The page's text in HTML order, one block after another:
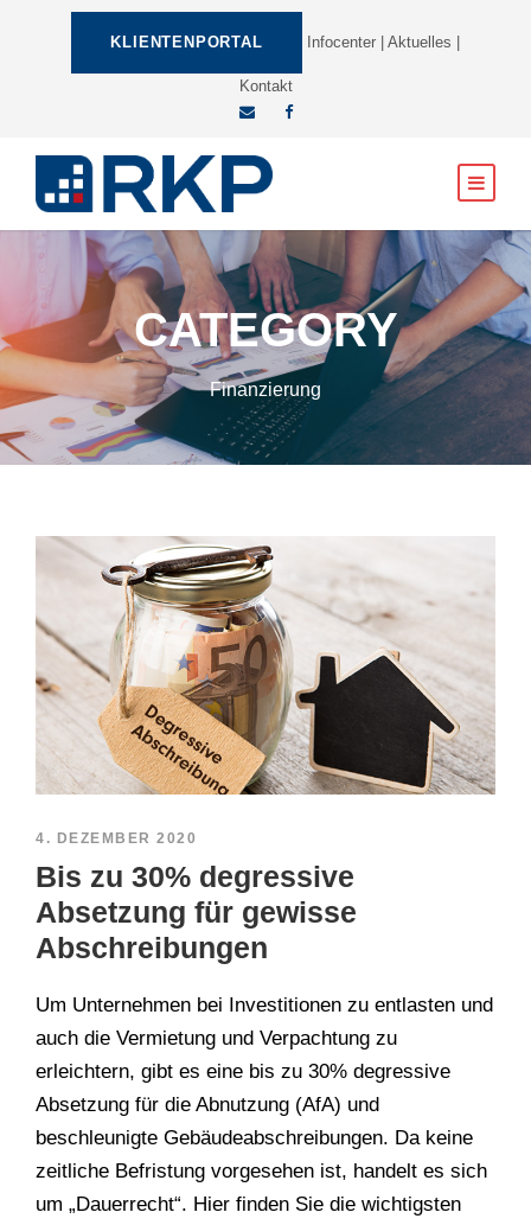
KLIENTENPORTAL Infocenter| Aktuelles
Kontakt
CATEGORY
Finanzierung
4. DEZEMBER 2020
Bis zu 30% degressive
Absetzung für gewisse
Abschreibungen
Um Unternehmen bei Investitionen zu entlasten und
auch die Vermietung und Verpachtung zu
erleichtern, gibt es eine bis zu 30% degressive
Absetzung für die Abnutzung (AfA) und
beschleunigte Gebäudeabschreibungen. Da keine
zeitliche Befristung vorgesehen ist, handelt es sich
um „Dauerrecht“. Hier finden Sie die wichtigsten